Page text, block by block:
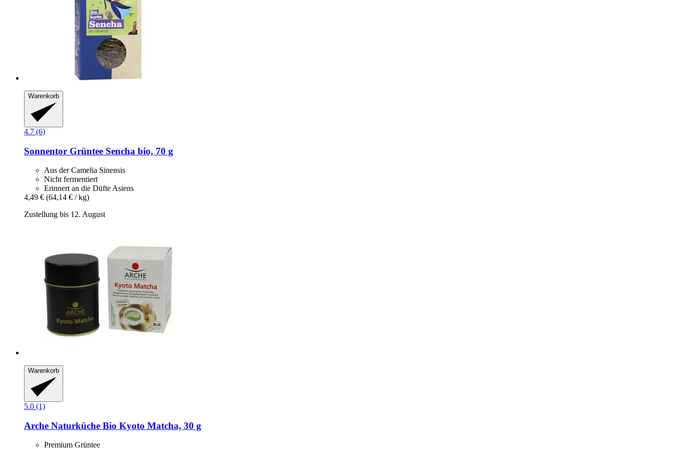
Warenkorb
4.7 (6)
Sonnentor Grüntee Sencha bio, 70 g
Aus der Camelia Sinensis
Nicht fermentiert
Erinnert an die Düfte Asiens
4,49 € (64,14 € / kg)
Zustellung bis 12. August
Warenkorb
5.0 (1)
Arche Naturküche Bio Kyoto Matcha, 30 g
Premium Grüntee